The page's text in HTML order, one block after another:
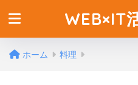
WEB×IT
ホーム 料理